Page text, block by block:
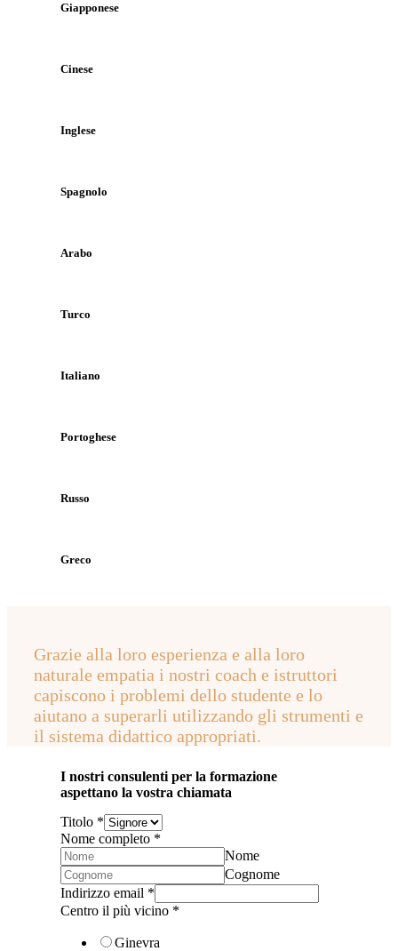
Giapponese
Cinese
Inglese
Spagnolo
Arabo
Turco
Italiano
Portoghese
Russo
Greco
Grazie alla loro esperienza e alla loro
naturale empatia i nostri coach e istruttori
capiscono i problemi dello studente e lo
aiutano a superarli utilizzando gli strumenti e
il sistema didattico appropriati.
I nostri consulenti per la formazione
aspettano la vostra chiamata
Titolo *
Nome completo *
Nome
Cognome
Indirizzo email *
Centro il più vicino *
Ginevra